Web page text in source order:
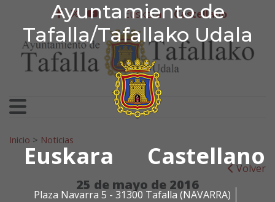
Ayuntamiento de
Tafalla/Tafallako Udala
Euskara Castellano
Plaza Navarra 5 - 31300 Tafalla (NAVARRA)
Ir al contenido
Ayuntamiento de
facebook
twitter
youtube
Euskera Castellano
Search for:
Inicio > Noticias
Volver
25 de mayo de 2016